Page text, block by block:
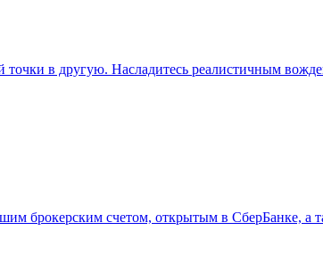
в другую. Насладитесь реалистичным
брокерским счетом, открытым в СберБанке, а